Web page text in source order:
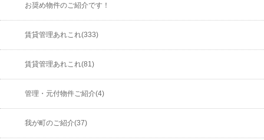
お奨め物件のご紹介です！
賃貸管理あれこれ(333)
賃貸管理あれこれ(81)
管理・元付物件ご紹介(4)
我が町のご紹介(37)